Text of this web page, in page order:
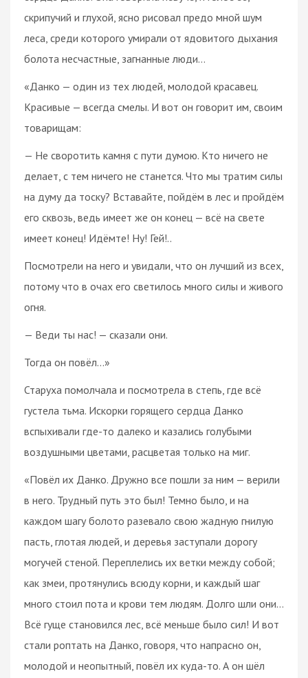
скрипучий и глухой, ясно рисовал предо мной шум
леса, среди которого умирали от ядовитого дыхания
болота несчастные, загнанные люди…
«Данко — один из тех людей, молодой красавец.
Красивые — всегда смелы. И вот он говорит им, своим
товарищам:
— Не своротить камня с пути думою. Кто ничего не
делает, с тем ничего не станется. Что мы тратим силы
на думу да тоску? Вставайте, пойдём в лес и пройдём
его сквозь, ведь имеет же он конец — всё на свете
имеет конец! Идёмте! Ну! Гей!..
Посмотрели на него и увидали, что он лучший из всех,
потому что в очах его светилось много силы и живого
огня.
— Веди ты нас! — сказали они.
Тогда он повёл…»
Старуха помолчала и посмотрела в степь, где всё
густела тьма. Искорки горящего сердца Данко
вспыхивали где-то далеко и казались голубыми
воздушными цветами, расцветая только на миг.
«Повёл их Данко. Дружно все пошли за ним — верили
в него. Трудный путь это был! Темно было, и на
каждом шагу болото разевало свою жадную гнилую
пасть, глотая людей, и деревья заступали дорогу
могучей стеной. Переплелись их ветки между собой;
как змеи, протянулись всюду корни, и каждый шаг
много стоил пота и крови тем людям. Долго шли они…
Всё гуще становился лес, всё меньше было сил! И вот
стали роптать на Данко, говоря, что напрасно он,
молодой и неопытный, повёл их куда-то. А он шёл